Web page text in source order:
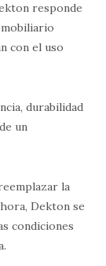
responde
con el uso
durabilidad
un
la
Dekton se
condiciones